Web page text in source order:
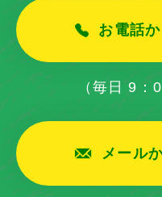
お電話
（毎日 9：
メール